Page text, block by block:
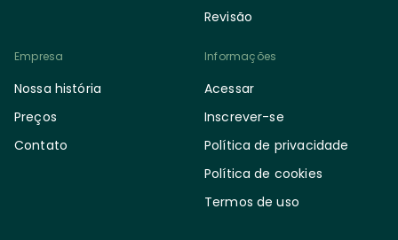
Revisão
Empresa
Nossa história
Preços
Contato
Informações
Acessar
Inscrever-se
Política de privacidade
Política de cookies
Termos de uso